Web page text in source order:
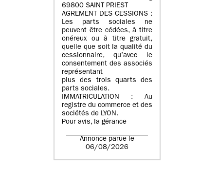
69800 SAINT PRIEST
AGREMENT DES CESSIONS :
Les parts sociales ne
peuvent être cédées, à titre
onéreux ou à titre gratuit,
quelle que soit la qualité du
cessionnaire, qu’avec le
consentement des associés
représentant
plus des trois quarts des
parts sociales.
IMMATRICULATION : Au
registre du commerce et des
sociétés de LYON.
Pour avis, la gérance
Annonce parue le
06/08/2026